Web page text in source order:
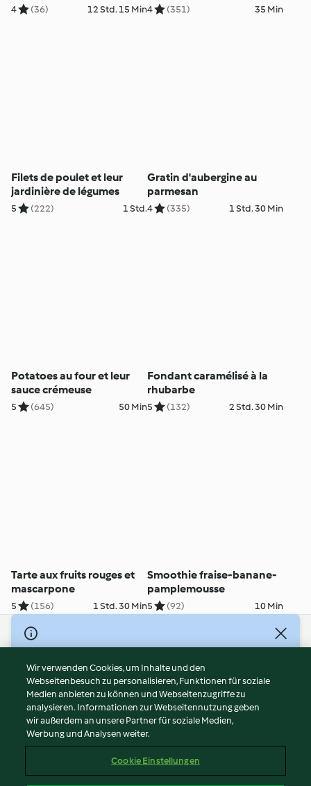
4 (36) 12 Std. 15 Min4 (351) 35 Min
Filets de poulet et leur
jardinière de légumes
5 (222) 1 Std.
Gratin d'aubergine au
parmesan
4 (335) 1 Std. 30 Min
Potatoes au four et leur
sauce crémeuse
5 (645) 50 Min
Fondant caramélisé à la
rhubarbe
5 (132) 2 Std. 30 Min
Tarte aux fruits rouges et
mascarpone
5 (156) 1 Std. 30 Min
Smoothie fraise-banane-
pamplemousse
5 (92) 10 Min
© Copyright 2026
Nutzungsbedingungen
Datenschutzrichtlinien
Disclaimer
Impressum
Cookies
Abo kündigen
Wir verwenden Cookies, um Inhalte und den
Webseitenbesuch zu personalisieren, Funktionen für soziale
Medien anbieten zu können und Webseitenzugriffe zu
analysieren. Informationen zur Webseitennutzung geben
wir außerdem an unsere Partner für soziale Medien,
Werbung und Analysen weiter.
Cookie Einstellungen